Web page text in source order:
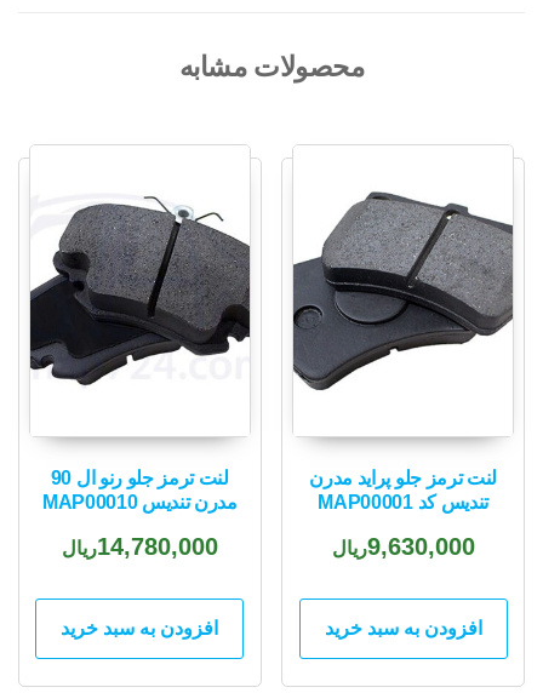
محصولات مشابه
لنت ترمز جلو پراید مدرن
تندیس کد MAP00001
9,630,000ریال
افزودن به سبد خرید
لنت ترمز جلو رنو ال 90
مدرن تندیس MAP00010
14,780,000ریال
افزودن به سبد خرید